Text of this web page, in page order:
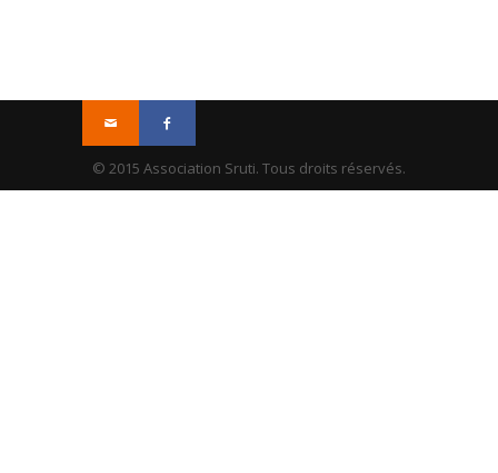
© 2015 Association Sruti. Tous droits réservés.